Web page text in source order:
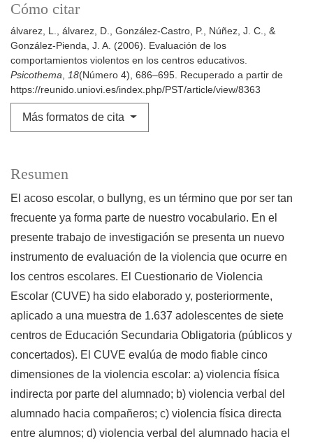
Cómo citar
álvarez, L., álvarez, D., González-Castro, P., Núñez, J. C., &
González-Pienda, J. A. (2006). Evaluación de los
comportamientos violentos en los centros educativos.
Psicothema, 18(Número 4), 686–695. Recuperado a partir de
https://reunido.uniovi.es/index.php/PST/article/view/8363
Más formatos de cita
Resumen
El acoso escolar, o bullyng, es un término que por ser tan
frecuente ya forma parte de nuestro vocabulario. En el
presente trabajo de investigación se presenta un nuevo
instrumento de evaluación de la violencia que ocurre en
los centros escolares. El Cuestionario de Violencia
Escolar (CUVE) ha sido elaborado y, posteriormente,
aplicado a una muestra de 1.637 adolescentes de siete
centros de Educación Secundaria Obligatoria (públicos y
concertados). El CUVE evalúa de modo fiable cinco
dimensiones de la violencia escolar: a) violencia física
indirecta por parte del alumnado; b) violencia verbal del
alumnado hacia compañeros; c) violencia física directa
entre alumnos; d) violencia verbal del alumnado hacia el